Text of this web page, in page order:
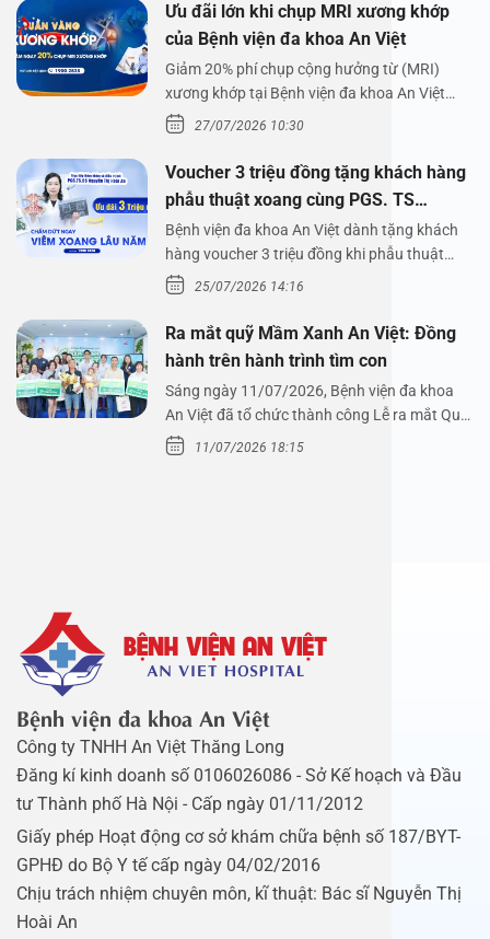
Ưu đãi lớn khi chụp MRI xương khớp
của Bệnh viện đa khoa An Việt
Giảm 20% phí chụp cộng hưởng từ (MRI)
xương khớp tại Bệnh viện đa khoa An Việt
Bệnh viện đa…
27/07/2026 10:30
Voucher 3 triệu đồng tặng khách hàng
phẫu thuật xoang cùng PGS. TS
Nguyễn Thị Hoài An
Bệnh viện đa khoa An Việt dành tặng khách
hàng voucher 3 triệu đồng khi phẫu thuật
xoang cùng PGS.…
25/07/2026 14:16
Ra mắt quỹ Mầm Xanh An Việt: Đồng
hành trên hành trình tìm con
Sáng ngày 11/07/2026, Bệnh viện đa khoa
An Việt đã tổ chức thành công Lễ ra mắt Quỹ
Mầm Xanh…
11/07/2026 18:15
Bệnh viện đa khoa An Việt
Công ty TNHH An Việt Thăng Long
Đăng kí kinh doanh số 0106026086 - Sở Kế hoạch và Đầu
tư Thành phố Hà Nội - Cấp ngày 01/11/2012
Giấy phép Hoạt động cơ sở khám chữa bệnh số 187/BYT-
GPHĐ do Bộ Y tế cấp ngày 04/02/2016
Chịu trách nhiệm chuyên môn, kĩ thuật: Bác sĩ Nguyễn Thị
Hoài An